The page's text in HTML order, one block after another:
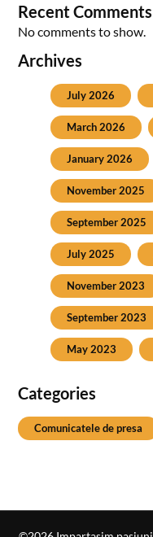
Recent Comments
No comments to show.
Archives
July 2026
March 2026
January 2026
November 2025
September 2025
July 2025
November 2023
September 2023
May 2023
Categories
Comunicatele de presa